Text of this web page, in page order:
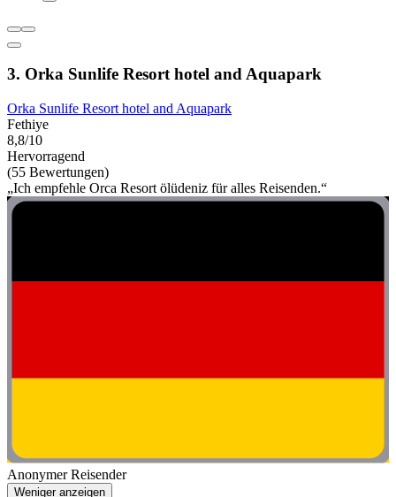
3. Orka Sunlife Resort hotel and Aquapark
Orka Sunlife Resort hotel and Aquapark
Fethiye
8,8/10
Hervorragend
(55 Bewertungen)
„Ich empfehle Orca Resort ölüdeniz für alles Reisenden.“
Anonymer Reisender
Weniger anzeigen